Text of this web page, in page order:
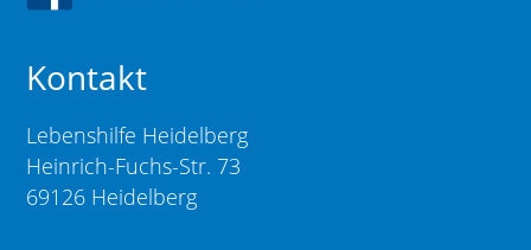
Kontakt
Lebenshilfe Heidelberg
Heinrich-Fuchs-Str. 73
69126 Heidelberg